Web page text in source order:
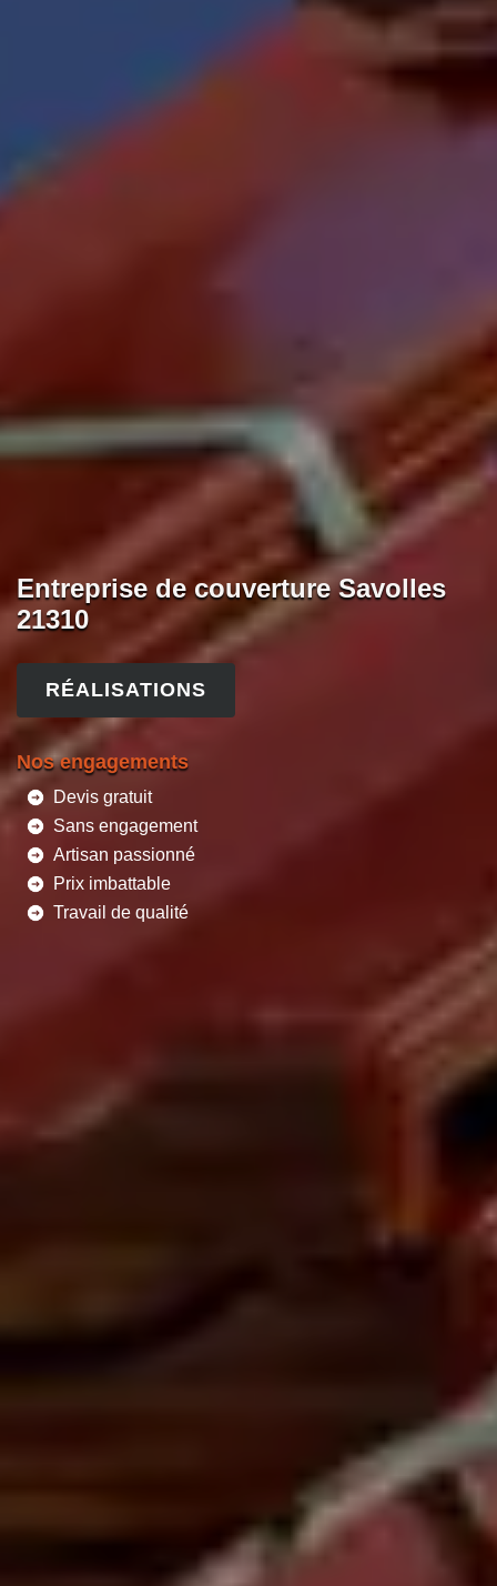
Entreprise de couverture Savolles
21310
RÉALISATIONS
Nos engagements
Devis gratuit
Sans engagement
Artisan passionné
Prix imbattable
Travail de qualité